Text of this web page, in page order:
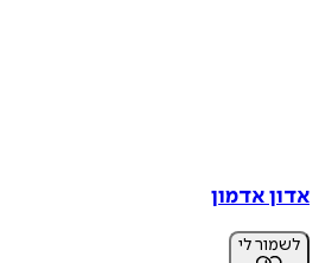
אדון אדמון
לשמור לי